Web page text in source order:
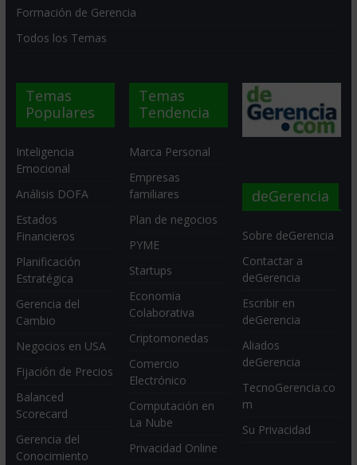
Formación de Gerencia
Todos los Temas
Temas
Populares
Inteligencia
Emocional
Análisis DOFA
Estados
Financieros
Planificación
Estratégica
Gerencia del
Cambio
Negocios en USA
Fijación de Precios
Balanced
Scorecard
Gerencia del
Conocimiento
Temas
Tendencia
Marca Personal
Empresas
familiares
Plan de negocios
PYME
Startups
Economia
Colaborativa
Criptomonedas
Comercio
Electrónico
Computación en
La Nube
Privacidad Online
deGerencia
Sobre deGerencia
Contactar a
deGerencia
Escribir en
deGerencia
Aliados
deGerencia
TecnoGerencia.co
m
Su Privacidad